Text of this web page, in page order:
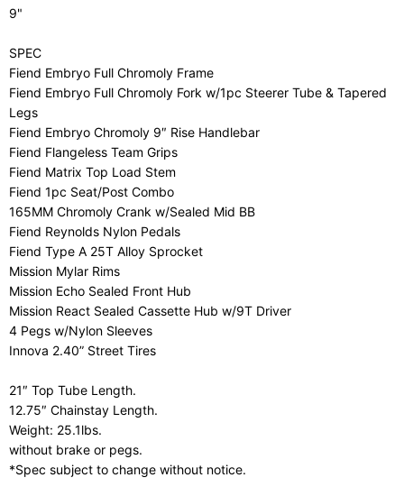
9"
SPEC
Fiend Embryo Full Chromoly Frame
Fiend Embryo Full Chromoly Fork w/1pc Steerer Tube & Tapered
Legs
Fiend Embryo Chromoly 9″ Rise Handlebar
Fiend Flangeless Team Grips
Fiend Matrix Top Load Stem
Fiend 1pc Seat/Post Combo
165MM Chromoly Crank w/Sealed Mid BB
Fiend Reynolds Nylon Pedals
Fiend Type A 25T Alloy Sprocket
Mission Mylar Rims
Mission Echo Sealed Front Hub
Mission React Sealed Cassette Hub w/9T Driver
4 Pegs w/Nylon Sleeves
Innova 2.40” Street Tires
21″ Top Tube Length.
12.75″ Chainstay Length.
Weight: 25.1lbs.
without brake or pegs.
*Spec subject to change without notice.